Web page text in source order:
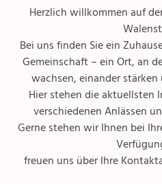
Herzlich willkommen auf
Bei uns finden Sie ein
Gemeinschaft – ein Ort, an
wachsen, einander
Hier stehen die aktuellsten
verschiedenen Anlässen
Gerne stehen wir Ihnen bei
freuen uns über Ihre